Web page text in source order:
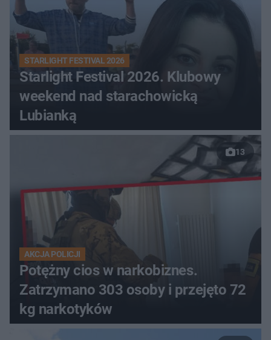
STARLIGHT FESTIVAL 2026
Starlight Festival 2026. Klubowy
weekend nad starachowicką
Lubianką
13
AKCJA POLICJI
Potężny cios w narkobiznes.
Zatrzymano 303 osoby i przejęto 72
kg narkotyków